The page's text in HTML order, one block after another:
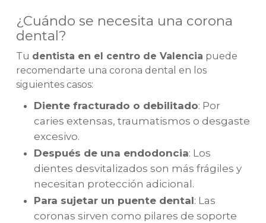
¿Cuándo se necesita una corona
dental?
Tu dentista en el centro de Valencia puede
recomendarte una corona dental en los
siguientes casos:
Diente fracturado o debilitado: Por
caries extensas, traumatismos o desgaste
excesivo.
Después de una endodoncia: Los
dientes desvitalizados son más frágiles y
necesitan protección adicional.
Para sujetar un puente dental: Las
coronas sirven como pilares de soporte